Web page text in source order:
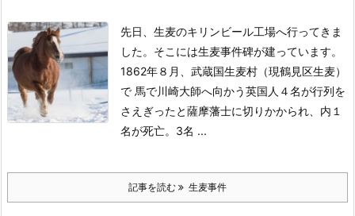
先日、生麦のキリンビール工場へ行ってきま
した。そこには生麦事件碑が建っています。
1862年８月、武蔵国生麦村（現鶴見区生麦）
で 馬で川崎大師へ向かう英国人４名が行列を
さえぎったと薩摩藩士に切りかかられ、内１
名が死亡。3名 ...
記事を読む 生麦事件